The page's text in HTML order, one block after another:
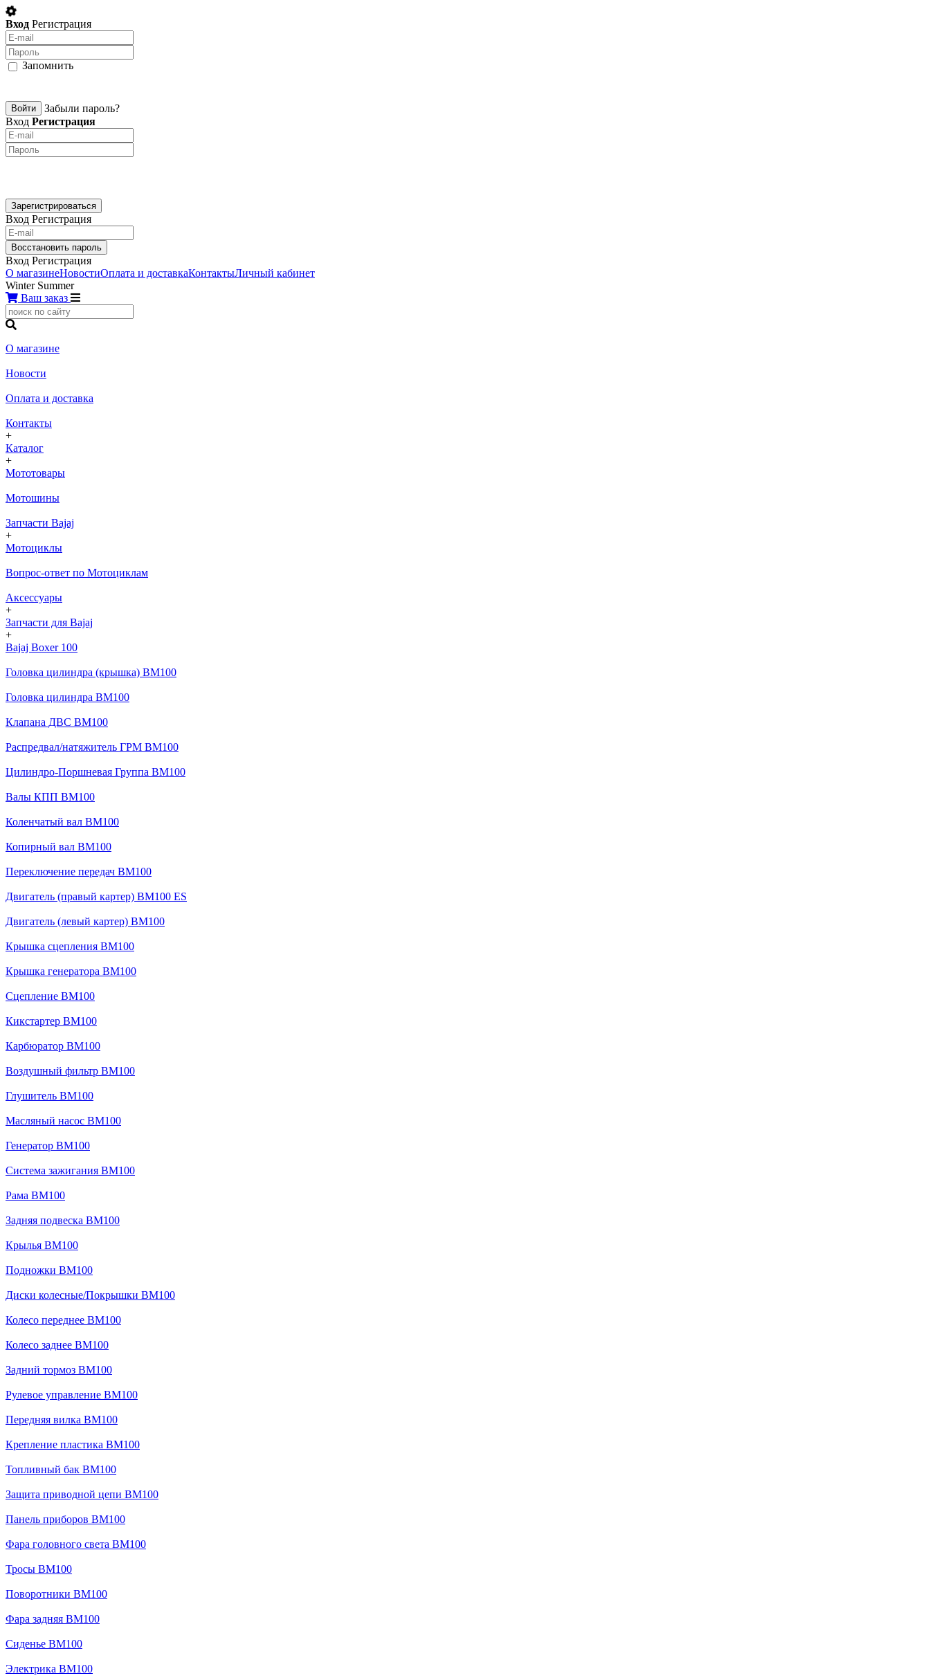
Вход Регистрация
Запомнить
Забыли пароль?
Вход Регистрация
Вход Регистрация
Вход Регистрация
О магазинеНовостиОплата и доставкаКонтактыЛичный кабинет
Winter Summer
Ваш заказ
О магазине
Новости
Оплата и доставка
Контакты
+
Каталог
+
Мототовары
Мотошины
Запчасти Bajaj
+
Мотоциклы
Вопрос-ответ по Мотоциклам
Аксессуары
+
Запчасти для Bajaj
+
Bajaj Boxer 100
Головка цилиндра (крышка) BM100
Головка цилиндра BM100
Клапана ДВС BM100
Распредвал/натяжитель ГРМ BM100
Цилиндро-Поршневая Группа BM100
Валы КПП BM100
Коленчатый вал BM100
Копирный вал BM100
Переключение передач BM100
Двигатель (правый картер) BM100 ES
Двигатель (левый картер) BM100
Крышка сцепления BM100
Крышка генератора BM100
Сцепление BM100
Кикстартер BM100
Карбюратор BM100
Воздушный фильтр BM100
Глушитель BM100
Масляный насос BM100
Генератор BM100
Система зажигания BM100
Рама BM100
Задняя подвеска BM100
Крылья BM100
Подножки BM100
Диски колесные/Покрышки BM100
Колесо переднее BM100
Колесо заднее BM100
Задний тормоз BM100
Рулевое управление BM100
Передняя вилка BM100
Крепление пластика BM100
Топливный бак BM100
Защита приводной цепи BM100
Панель приборов BM100
Фара головного света BM100
Тросы BM100
Поворотники BM100
Фара задняя BM100
Сиденье BM100
Электрика BM100